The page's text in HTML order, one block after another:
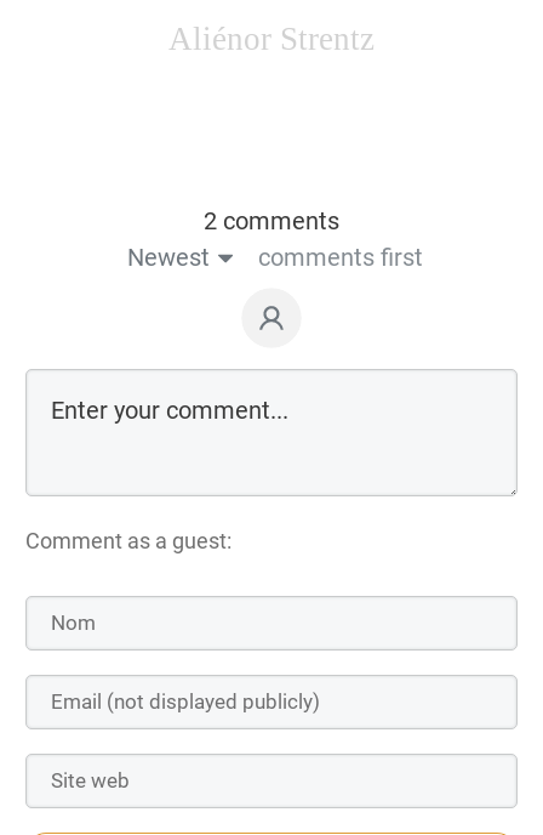
Aliénor Strentz
2 comments
Newest
comments first
Comment as a guest: